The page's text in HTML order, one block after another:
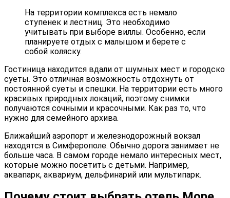
На территории комплекса есть немало
ступенек и лестниц. Это необходимо
учитывать при выборе виллы. Особенно, если
планируете отдых с малышом и берете с
собой коляску.
Гостиница находится вдали от шумных мест и городско
суеты. Это отличная возможность отдохнуть от
постоянной суеты и спешки. На территории есть много
красивых природных локаций, поэтому снимки
получаются сочными и красочными. Как раз то, что
нужно для семейного архива.
Ближайший аэропорт и железнодорожный вокзал
находятся в Симферополе. Обычно дорога занимает не
больше часа. В самом городе немало интересных мест,
которые можно посетить с детьми. Например,
аквапарк, аквариум, дельфинарий или мультипарк.